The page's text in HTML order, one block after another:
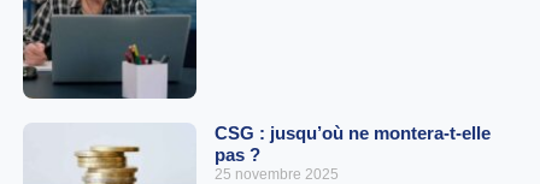
CSG : jusqu’où ne montera-t-elle
pas ?
25 novembre 2025